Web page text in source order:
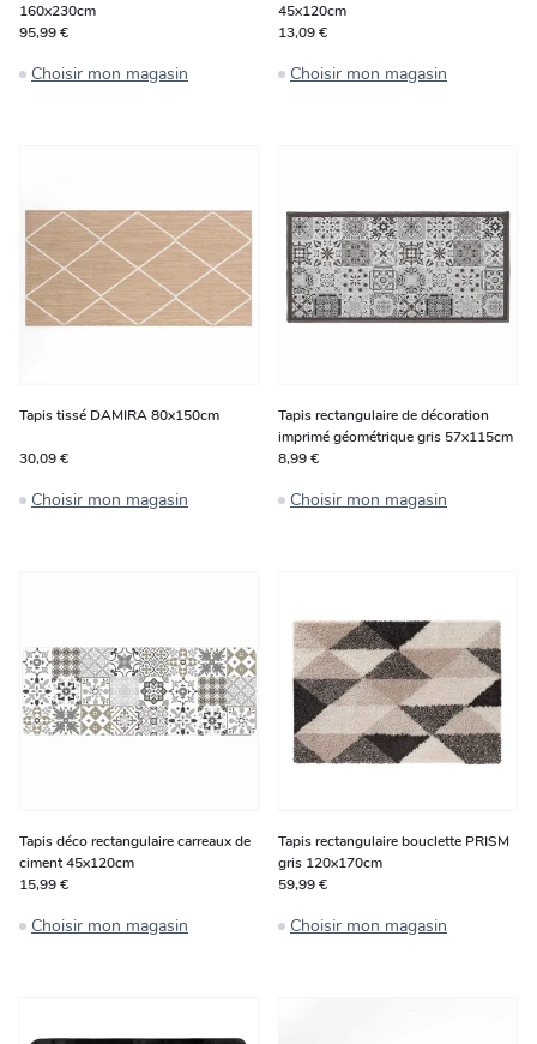
160x230cm
95,99 €
Choisir mon magasin
45x120cm
13,09 €
Choisir mon magasin
Tapis tissé DAMIRA 80x150cm
30,09 €
Choisir mon magasin
Tapis rectangulaire de décoration
imprimé géométrique gris 57x115cm
8,99 €
Choisir mon magasin
Tapis déco rectangulaire carreaux de
ciment 45x120cm
15,99 €
Choisir mon magasin
Tapis rectangulaire bouclette PRISM
gris 120x170cm
59,99 €
Choisir mon magasin